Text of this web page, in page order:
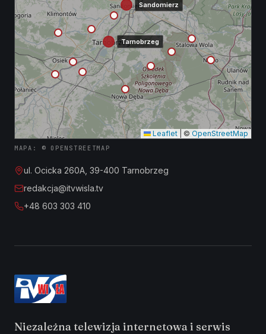
Tarnobrzeg
Sandomierz
Leaflet © OpenStreetMap
MAPA: © OPENSTREETMAP
ul. Ocicka 260A, 39-400 Tarnobrzeg
redakcja@itvwisla.tv
+48 603 303 410
Niezależna telewizja internetowa i serwis